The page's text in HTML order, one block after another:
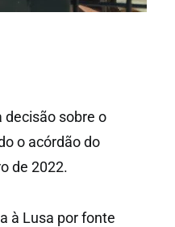
decisão sobre o
o acórdão do
de 2022.
à Lusa por fonte